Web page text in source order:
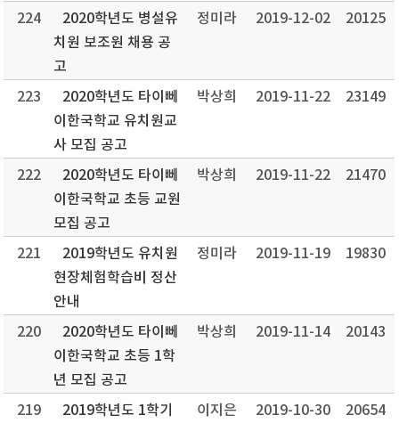
224
2020학년도 병설유
치원 보조원 채용 공
고
정미라 2019-12-02 20125
223
2020학년도 타이뻬
이한국학교 유치원교
사 모집 공고
박상희 2019-11-22 23149
222
2020학년도 타이뻬
이한국학교 초등 교원
모집 공고
박상희 2019-11-22 21470
221
2019학년도 유치원
현장체험학습비 정산
안내
정미라 2019-11-19 19830
220
2020학년도 타이뻬
이한국학교 초등 1학
년 모집 공고
박상희 2019-11-14 20143
219
2019학년도 1학기
이지은 2019-10-30 20654